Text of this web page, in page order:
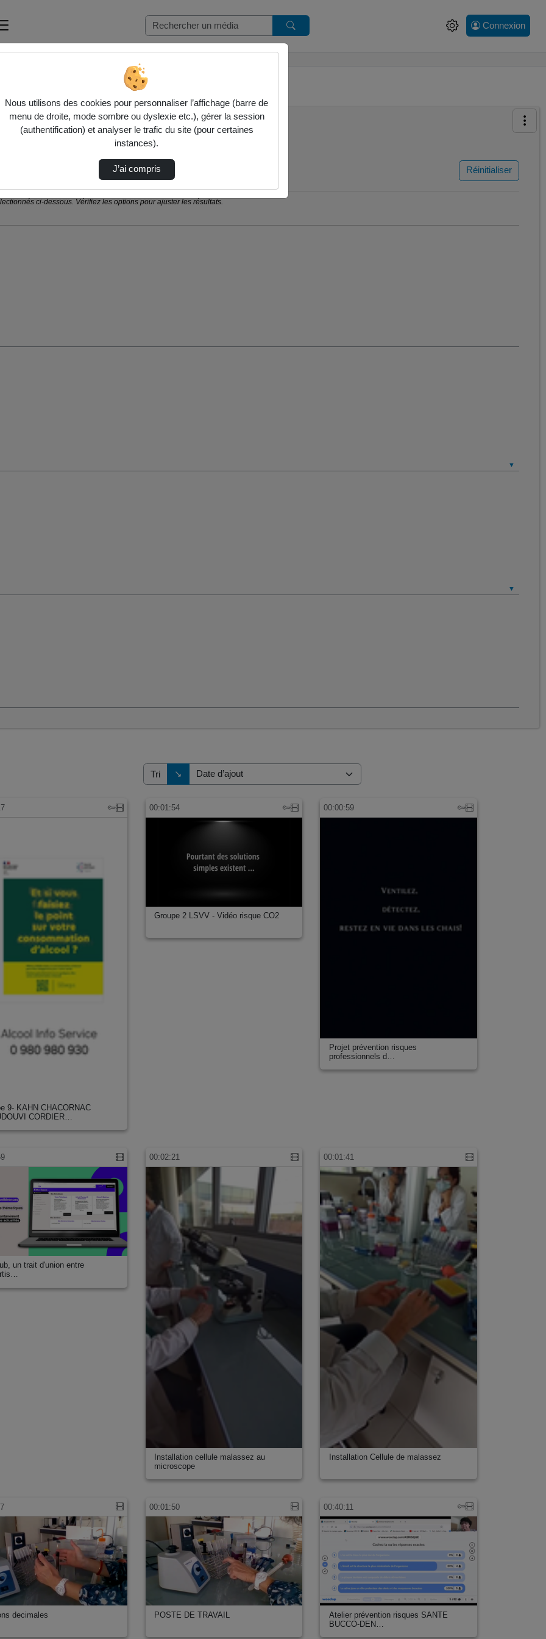
Connexion
Réinitialiser
ci-dessous. Vérifiez les options pour ajuster les résultats.
Tri ↘
Direction de tri
9- KAHN CHACORNAC
CORDIER…
00:01:54
Groupe 2 LSVV - Vidéo risque CO2
00:00:59
Projet prévention risques
professionnels d…
un trait d'union entre
00:02:21
Installation cellule malassez au
microscope
00:01:41
Installation Cellule de malassez
decimales
00:01:50
POSTE DE TRAVAIL
00:40:11
Atelier prévention risques SANTE
BUCCO-DEN…
Nous utilisons des cookies pour personnaliser l’affichage (barre de
menu de droite, mode sombre ou dyslexie etc.), gérer la session
(authentification) et analyser le trafic du site (pour certaines
instances).
J’ai compris